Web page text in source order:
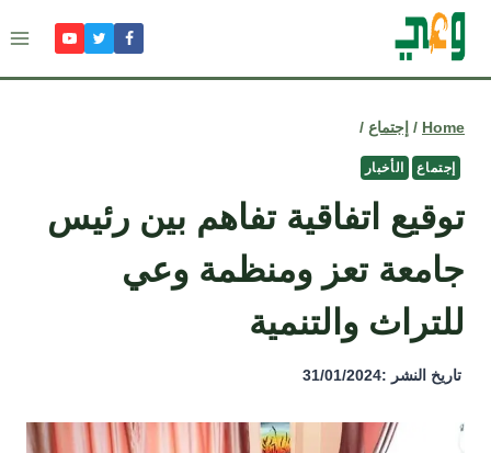
Skip
content
Home
/ إجتماع /
إجتماع الأخبار
توقيع اتفاقية تفاهم بين رئيس
جامعة تعز ومنظمة وعي
للتراث والتنمية
تاريخ النشر :31/01/2024